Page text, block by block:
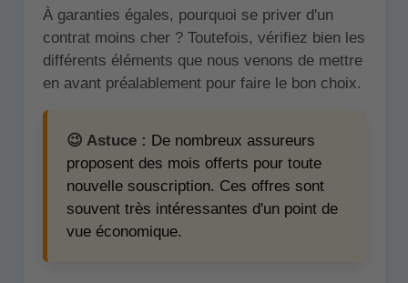
À garanties égales, pourquoi se priver d'un
contrat moins cher ? Toutefois, vérifiez bien les
différents éléments que nous venons de mettre
en avant préalablement pour faire le bon choix.
😉 Astuce : De nombreux assureurs
proposent des mois offerts pour toute
nouvelle souscription. Ces offres sont
souvent très intéressantes d'un point de
vue économique.